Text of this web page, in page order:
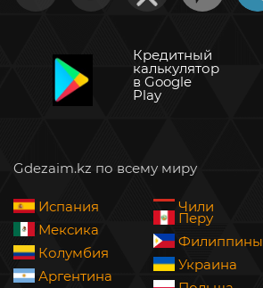
Кредитный
калькулятор
в Google
Play
Gdezaim.kz по всему миру
Испания
Мексика
Колумбия
Аргентина
Чили
Перу
Филиппины
Украина